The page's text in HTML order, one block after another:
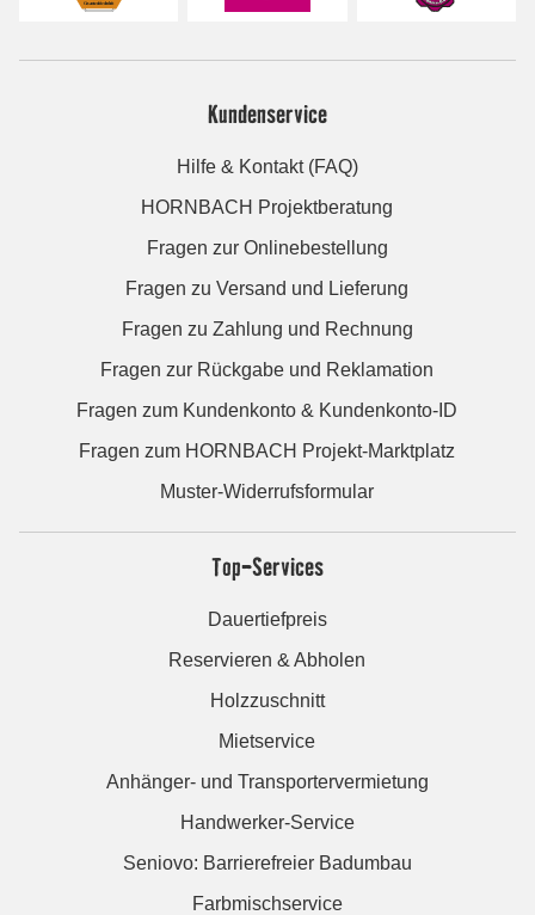
Kundenservice
Hilfe & Kontakt (FAQ)
HORNBACH Projektberatung
Fragen zur Onlinebestellung
Fragen zu Versand und Lieferung
Fragen zu Zahlung und Rechnung
Fragen zur Rückgabe und Reklamation
Fragen zum Kundenkonto & Kundenkonto-ID
Fragen zum HORNBACH Projekt-Marktplatz
Muster-Widerrufsformular
Top-Services
Dauertiefpreis
Reservieren & Abholen
Holzzuschnitt
Mietservice
Anhänger- und Transportervermietung
Handwerker-Service
Seniovo: Barrierefreier Badumbau
Farbmischservice